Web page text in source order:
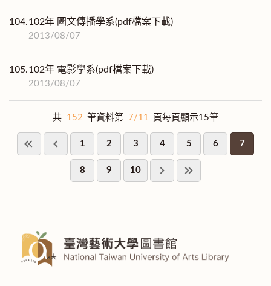
104.102年 圖文傳播學系(pdf檔案下載)
2013/08/07
105.102年 電影學系(pdf檔案下載)
2013/08/07
共 152 筆資料第 7/11 頁每頁顯示15筆
1 2 3 4 5 6 7
8 9 10